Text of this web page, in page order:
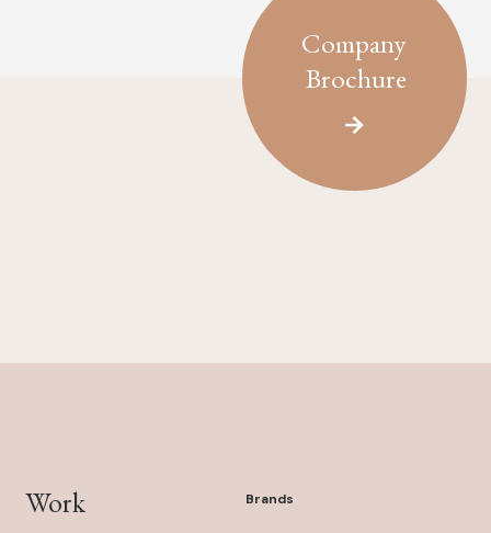
Company
Brochure
Work
Brands